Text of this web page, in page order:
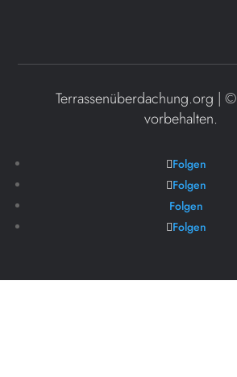
Terrassenüberdachung.org | ©
vorbehalten.
Folgen
Folgen
Folgen
Folgen